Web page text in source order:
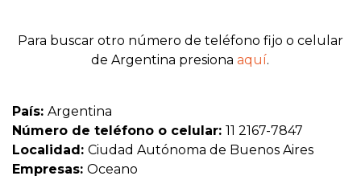
Para buscar otro número de teléfono fijo o celular
de Argentina presionaaquí.
País: Argentina
Número de teléfono o celular: 11 2167-7847
Localidad: Ciudad Autónoma de Buenos Aires
Empresas: Oceano